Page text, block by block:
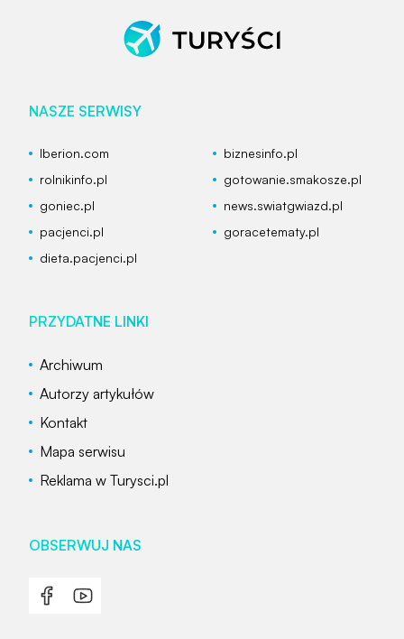
NASZE SERWISY
Iberion.com
biznesinfo.pl
rolnikinfo.pl
gotowanie.smakosze.pl
goniec.pl
news.swiatgwiazd.pl
pacjenci.pl
goracetematy.pl
dieta.pacjenci.pl
PRZYDATNE LINKI
Archiwum
Autorzy artykułów
Kontakt
Mapa serwisu
Reklama w Turysci.pl
OBSERWUJ NAS